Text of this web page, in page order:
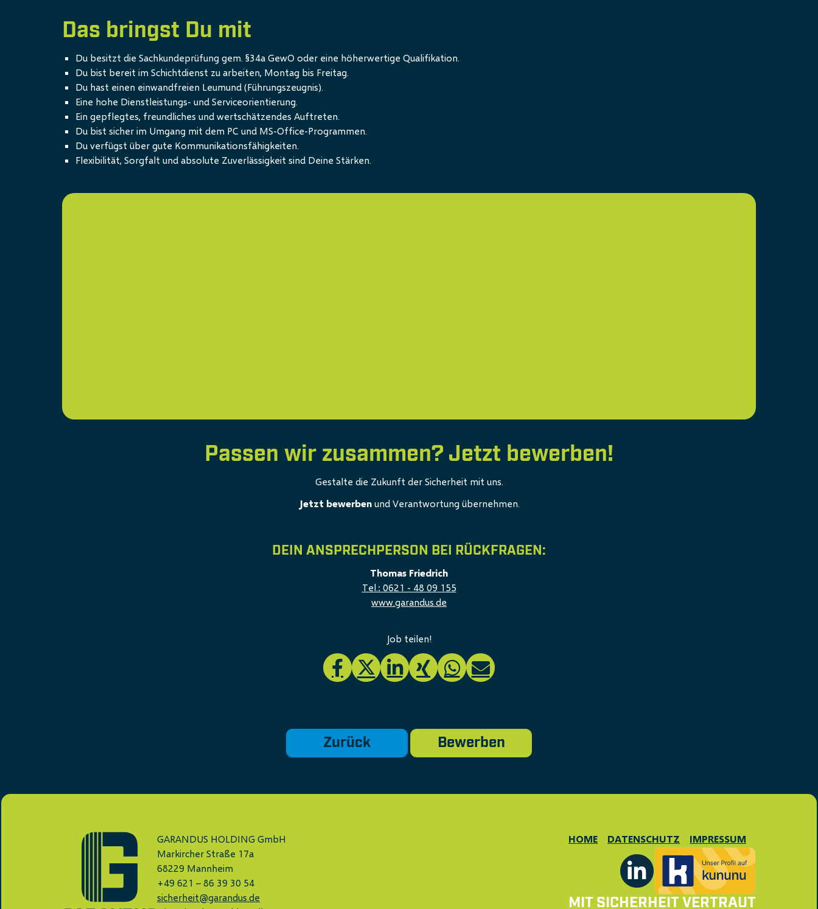
Das bringst Du mit
Du besitzt die Sachkundeprüfung gem. §34a GewO oder eine höherwertige Qualifikation.
Du bist bereit im Schichtdienst zu arbeiten, Montag bis Freitag.
Du hast einen einwandfreien Leumund (Führungszeugnis).
Eine hohe Dienstleistungs- und Serviceorientierung.
Ein gepflegtes, freundliches und wertschätzendes Auftreten.
Du bist sicher im Umgang mit dem PC und MS-Office-Programmen.
Du verfügst über gute Kommunikationsfähigkeiten.
Flexibilität, Sorgfalt und absolute Zuverlässigkeit sind Deine Stärken.
Passen wir zusammen? Jetzt bewerben!
Gestalte die Zukunft der Sicherheit mit uns.
Jetzt bewerben und Verantwortung übernehmen.
DEIN ANSPRECHPERSON BEI RÜCKFRAGEN:
Thomas Friedrich
Tel.: 0621 - 48 09 155
www.garandus.de
Job teilen!
Zurück Bewerben
GARANDUS HOLDING GmbH
Markircher Straße 17a
68229 Mannheim
+49 621 – 86 39 30 54
sicherheit@garandus.de
HOME DATENSCHUTZ IMPRESSUM
MIT SICHERHEIT VERTRAUT